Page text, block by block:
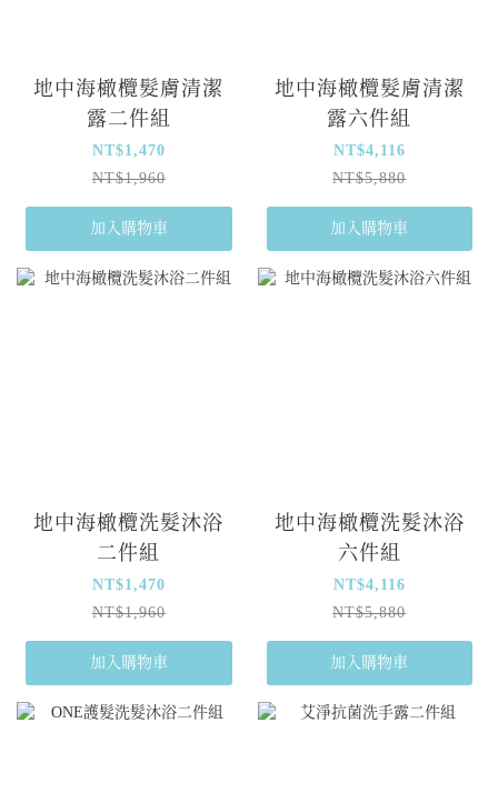
全方位品項：
涵蓋洗髮、潤髮、沐浴及護膚
乳，提供從頭到腳的植萃呵
護。
標準製成
全方位品項：
涵蓋洗髮、潤髮、沐浴及護膚
乳，提供從頭到腳的植萃呵
護。
標準製成
地中海橄欖髮膚清潔
露二件組
NT$1,470
NT$1,960
加入購物車
地中海橄欖髮膚清潔
露六件組
NT$4,116
NT$5,880
加入購物車
地中海橄欖洗髮沐浴
二件組
NT$1,470
NT$1,960
加入購物車
地中海橄欖洗髮沐浴
六件組
NT$4,116
NT$5,880
加入購物車